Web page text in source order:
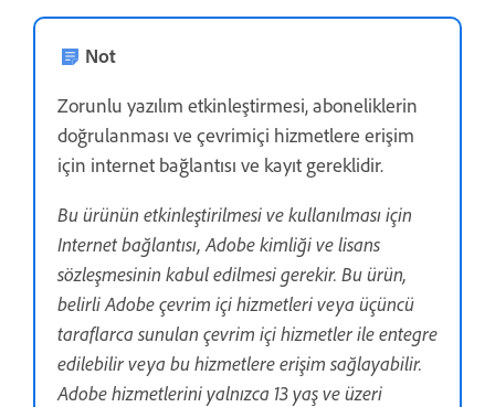
Not
Zorunlu yazılım etkinleştirmesi, aboneliklerin
doğrulanması ve çevrimiçi hizmetlere erişim
için internet bağlantısı ve kayıt gereklidir.
Bu ürünün etkinleştirilmesi ve kullanılması için
Internet bağlantısı, Adobe kimliği ve lisans
sözleşmesinin kabul edilmesi gerekir. Bu ürün,
belirli Adobe çevrim içi hizmetleri veya üçüncü
taraflarca sunulan çevrim içi hizmetler ile entegre
edilebilir veya bu hizmetlere erişim sağlayabilir.
Adobe hizmetlerini yalnızca 13 yaş ve üzeri